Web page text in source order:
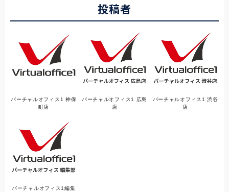
投稿者
バーチャルオフィス1 神保
町店
バーチャルオフィス1 広島
店
バーチャルオフィス1 渋谷
店
バーチャルオフィス1編集